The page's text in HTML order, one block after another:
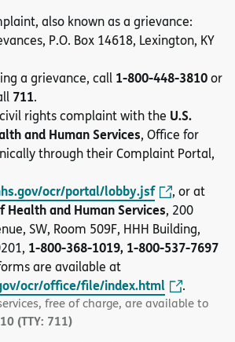
also known as a grievance:
P.O. Box 14618, Lexington, KY
a grievance, call 1-800-448-3810or
711.
rights complaint with the U.S.
and Human Services, Office for
through their Complaint Portal,
ocr/portal/lobby.jsf , or at
Health and Human Services, 200
SW, Room 509F, HHH Building,
1-800-368-1019, 1-800-537-7697
are available at
ocr/office/file/index.html .
free of charge, are available to
(TTY: 711)